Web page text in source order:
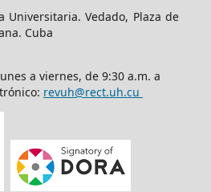
Universitaria. Vedado, Plaza de
Cuba
a viernes, de 9:30 a.m. a
revuh@rect.uh.cu